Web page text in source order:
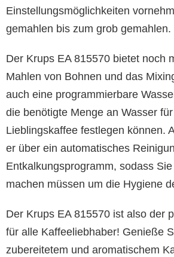
Einstellungsmöglichkeiten
gemahlen bis zum grob gemahlen.
Der Krups EA 815570 bietet noch
Mahlen von Bohnen und das
auch eine programmierbare
die benötigte Menge an Wasser
Lieblingskaffee festlegen können.
er über ein automatisches
Entkalkungsprogramm, sodass
machen müssen um die Hygiene
Der Krups EA 815570 ist also der
für alle Kaffeeliebhaber! Genieße
zubereitetem und aromatischem